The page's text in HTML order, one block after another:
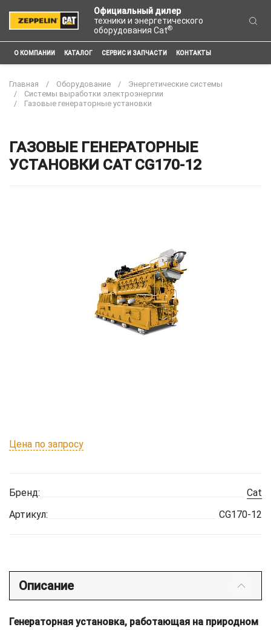
Официальный дилер
техники и энергетического
оборудования Cat®
О КОМПАНИИ КАТАЛОГ СЕРВИС И ЗАПЧАСТИ КОНТАКТЫ
Главная Оборудование
Энергетические системы
Системы выработки электроэнергии
Газовые генераторные установки
ГАЗОВЫЕ ГЕНЕРАТОРНЫЕ
УСТАНОВКИ CAT CG170-12
Цена по запросу
Бренд:
Cat
Артикул:
CG170-12
Описание
Генераторная установка, работающая на природном